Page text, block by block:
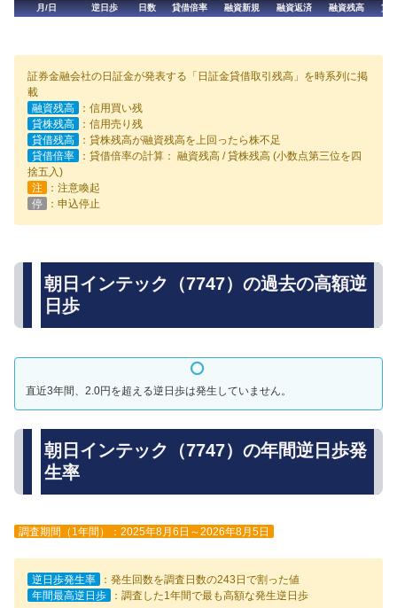
月/日
逆日歩 日数 貸借倍率 融資新規 融資返済 融資残高 貸
証券金融会社の日証金が発表する「日証金貸借取引残高」を時系列に掲
載
融資残高
：信用買い残
貸株残高
：信用売り残
貸借残高
：貸株残高が融資残高を上回ったら株不足
貸借倍率
：貸借倍率の計算： 融資残高 / 貸株残高 (小数点第三位を四
捨五入)
注
：注意喚起
停
：申込停止
朝日インテック（7747）の過去の高額逆
日歩
直近3年間、2.0円を超える逆日歩は発生していません。
朝日インテック（7747）の年間逆日歩発
生率
調査期間（1年間）：2025年8月6日～2026年8月5日
逆日歩発生率
：発生回数を調査日数の243日で割った値
年間最高逆日歩
：調査した1年間で最も高額な発生逆日歩